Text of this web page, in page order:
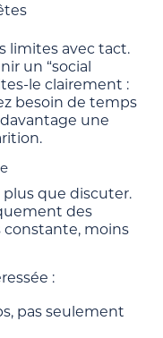
limites avec tact.
un “social
le clairement :
besoin de temps
une
plus que discuter.
des
constante, moins
:
pas seulement